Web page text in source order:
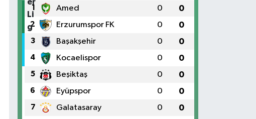
1 Amed 0 0
2 Erzurumspor FK 0 0
3 Başakşehir 0 0
4 Kocaelispor 0 0
5 Beşiktaş 0 0
6 Eyüpspor 0 0
7 Galatasaray 0 0